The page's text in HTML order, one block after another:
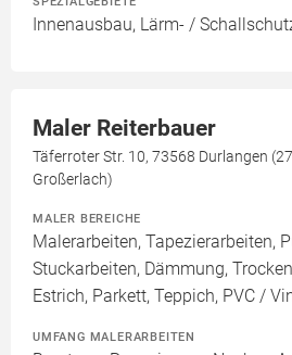
Innenausbau, Lärm- /
Maler Reiterbauer
Täferroter Str. 10, 73568 Durlangen
Großerlach)
MALER BEREICHE
Malerarbeiten, Tapezierarbeiten,
Stuckarbeiten, Dämmung,
Estrich, Parkett, Teppich, PVC /
UMFANG MALERARBEITEN